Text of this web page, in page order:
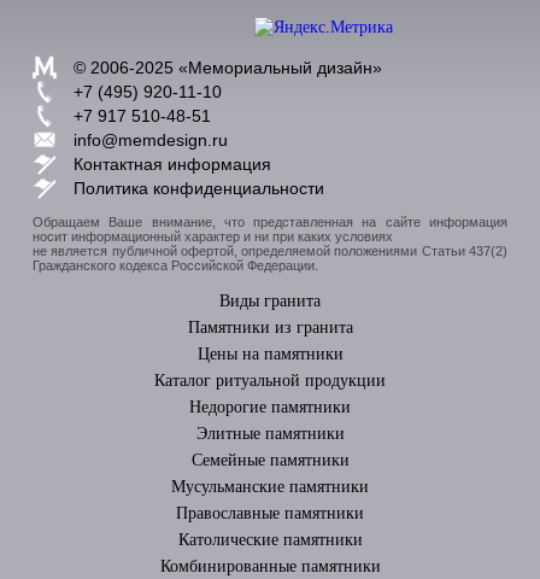
© 2006-2025 «Мемориальный дизайн»
+7 (495) 920-11-10
+7 917 510-48-51
info@memdesign.ru
Контактная информация
Политика конфиденциальности
Обращаем Ваше внимание, что представленная на сайте информация
носит информационный характер и ни при каких условиях
не является публичной офертой, определяемой положениями Статьи 437(2)
Гражданского кодекса Российской Федерации.
Виды гранита
Памятники из гранита
Цены на памятники
Каталог ритуальной продукции
Недорогие памятники
Элитные памятники
Cемейные памятники
Мусульманские памятники
Православные памятники
Католические памятники
Комбинированные памятники